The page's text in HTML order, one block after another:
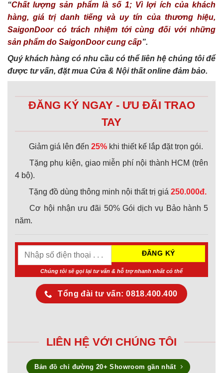
“Chất lượng sản phẩm là số 1; Vì lợi ích của khách
hàng, giá trị danh tiếng và uy tín của thương hiệu,
SaigonDoor có trách nhiệm tới cùng đối với những
sản phẩm do SaigonDoor cung cấp”.
Quý khách hàng có nhu cầu có thể liên hệ chúng tôi để
được tư vấn, đặt mua Cửa & Nội thất online đảm bảo.
ĐĂNG KÝ NGAY - ƯU ĐÃI TRAO
TAY
Giảm giá lên đến 25% khi thiết kế lắp đặt trọn gói.
Tặng phụ kiện, giao miễn phí nội thành HCM (trên
4 bộ).
Tặng đồ dùng thông minh nội thất trị giá 250.000đ.
Cơ hội nhận ưu đãi 50% Gói dịch vụ Bảo hành 5
năm.
Chúng tôi sẽ gọi lại tư vấn & hỗ trợ nhanh nhất có thể
Tổng đài tư vấn: 0818.400.400
LIÊN HỆ VỚI CHÚNG TÔI
Bản đồ chỉ đường 20+ Showroom gần nhất